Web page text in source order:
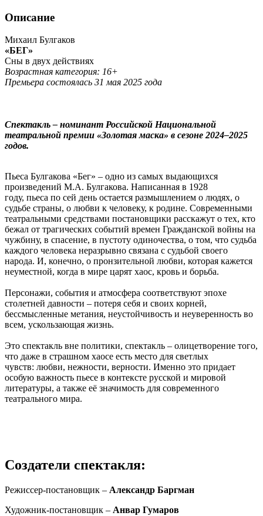
Описание
Михаил Булгаков
«БЕГ»
Сны в двух действиях
Возрастная категория: 16+
Премьера состоялась 31 мая 2025 года
Спектакль – номинант Российской Национальной
театральной премии «Золотая маска» в сезоне 2024–2025
годов.
Пьеса Булгакова «Бег» – одно из самых выдающихся
произведений М.А. Булгакова. Написанная в 1928
году, пьеса по сей день остается размышлением о людях, о
судьбе страны, о любви к человеку, к родине. Современными
театральными средствами постановщики расскажут о тех, кто
бежал от трагических событий времен Гражданской войны на
чужбину, в спасение, в пустоту одиночества, о том, что судьба
каждого человека неразрывно связана с судьбой своего
народа. И, конечно, о пронзительной любви, которая кажется
неуместной, когда в мире царят хаос, кровь и борьба.
Персонажи, события и атмосфера соответствуют эпохе
столетней давности – потеря себя и своих корней,
бессмысленные метания, неустойчивость и неуверенность во
всем, ускользающая жизнь.
Это спектакль вне политики, спектакль – олицетворение того,
что даже в страшном хаосе есть место для светлых
чувств: любви, нежности, верности. Именно это придает
особую важность пьесе в контексте русской и мировой
литературы, а также её значимость для современного
театрального мира.
Создатели спектакля:
Режиссер-постановщик – Александр Баргман
Художник-постановщик – Анвар Гумаров